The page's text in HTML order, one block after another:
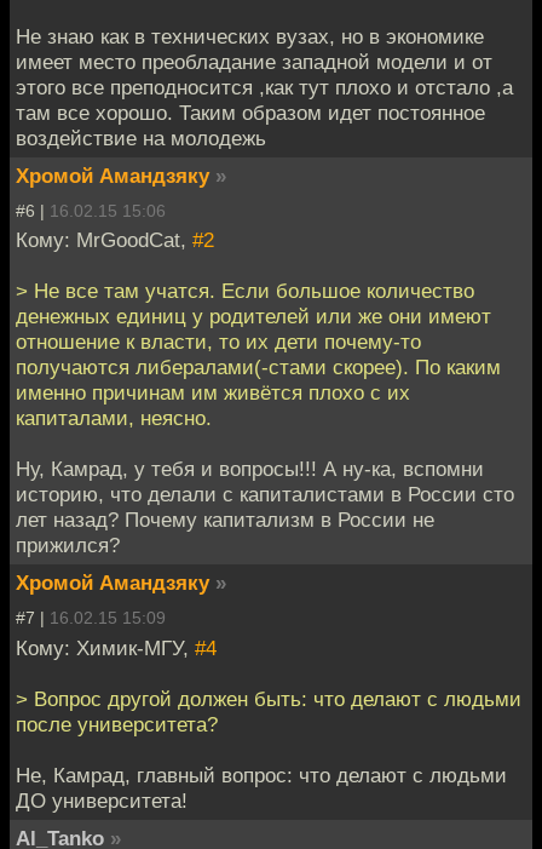
Не знаю как в технических вузах, но в экономике
имеет место преобладание западной модели и от
этого все преподносится ,как тут плохо и отстало ,а
там все хорошо. Таким образом идет постоянное
воздействие на молодежь
Хромой Амандзяку »
#6 | 16.02.15 15:06
Кому: MrGoodCat, #2
> Не все там учатся. Если большое количество
денежных единиц у родителей или же они имеют
отношение к власти, то их дети почему-то
получаются либералами(-стами скорее). По каким
именно причинам им живётся плохо с их
капиталами, неясно.
Ну, Камрад, у тебя и вопросы!!! А ну-ка, вспомни
историю, что делали с капиталистами в России сто
лет назад? Почему капитализм в России не
прижился?
Хромой Амандзяку »
#7 | 16.02.15 15:09
Кому: Химик-МГУ, #4
> Вопрос другой должен быть: что делают с людьми
после университета?
Не, Камрад, главный вопрос: что делают с людьми
ДО университета!
Al_Tanko »